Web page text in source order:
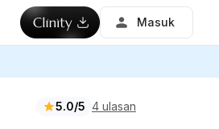
Masuk
5.0/5 4 ulasan